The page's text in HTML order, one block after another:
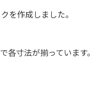
を作成しました。
各寸法が揃っています。